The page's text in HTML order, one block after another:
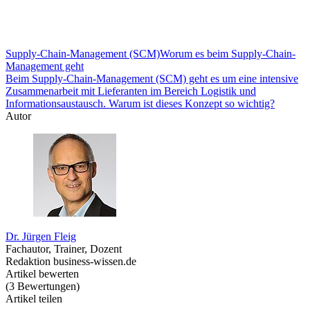
Supply-Chain-Management (SCM)Worum es beim Supply-Chain-
Management geht
Beim Supply-Chain-Management (SCM) geht es um eine intensive
Zusammenarbeit mit Lieferanten im Bereich Logistik und
Informationsaustausch. Warum ist dieses Konzept so wichtig?
Autor
Dr. Jürgen Fleig
Fachautor, Trainer, Dozent
Redaktion business-wissen.de
Artikel bewerten
(3 Bewertungen)
Artikel teilen